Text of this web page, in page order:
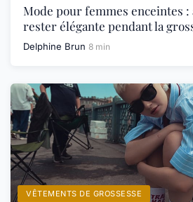
Mode pour femmes enceintes
rester élégante pendant la
Delphine Brun 8 min
VÊTEMENTS DE GROSSESSE